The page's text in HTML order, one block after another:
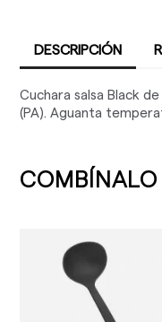
DESCRIPCIÓN
Cuchara salsa Black
(PA). Aguanta